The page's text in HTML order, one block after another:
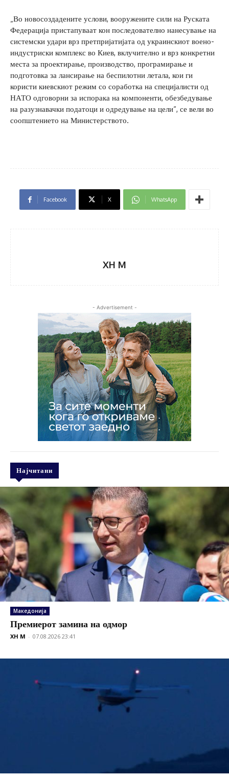
„Во новосоздадените услови, вооружените сили на Руската
Федерација пристапуваат кон последователно нанесување на
системски удари врз претпријатијата од украинскиот воено-
индустриски комплекс во Киев, вклучително и врз конкретни
места за проектирање, производство, програмирање и
подготовка за лансирање на беспилотни летала, кои ги
користи киевскиот режим со соработка на специјалисти од
НАТО одговорни за испорака на компоненти, обезбедување
на разузнавачки податоци и одредување на цели“, се вели во
соопштението на Министерството.
Facebook X WhatsApp
XH M
- Advertisement -
Најчитани
Македонија
Премиерот замина на одмор
XH M - 07.08.2026 23:41